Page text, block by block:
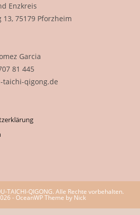
Enzkreis
13, 75179 Pforzheim
Garcia
81 445
taichi-qigong.de
TAICHI-QIGONG. Alle Rechte vorbehalten.
- OceanWP Theme by Nick